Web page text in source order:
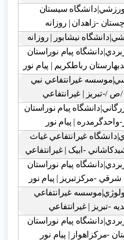
سيستان
-زاهدان | روزانه
نيشابور | روزانه
پيام نوراستان
رباطکريم | پيام نور
غيرانتفاعي نبي
/ص /-تبريز | غيرانتفاعي
پيام نوراستان
واحدگرمدره | پيام نور
غيرانتفاعي غياث
-ابيک | غيرانتفاعي
پيام نوراستان
شرقي -مرکزتبريز | پيام نور
غيرانتفاعي
-تبريز | غيرانتفاعي
پيام نوراستان
-مرکزاهواز | پيام نور